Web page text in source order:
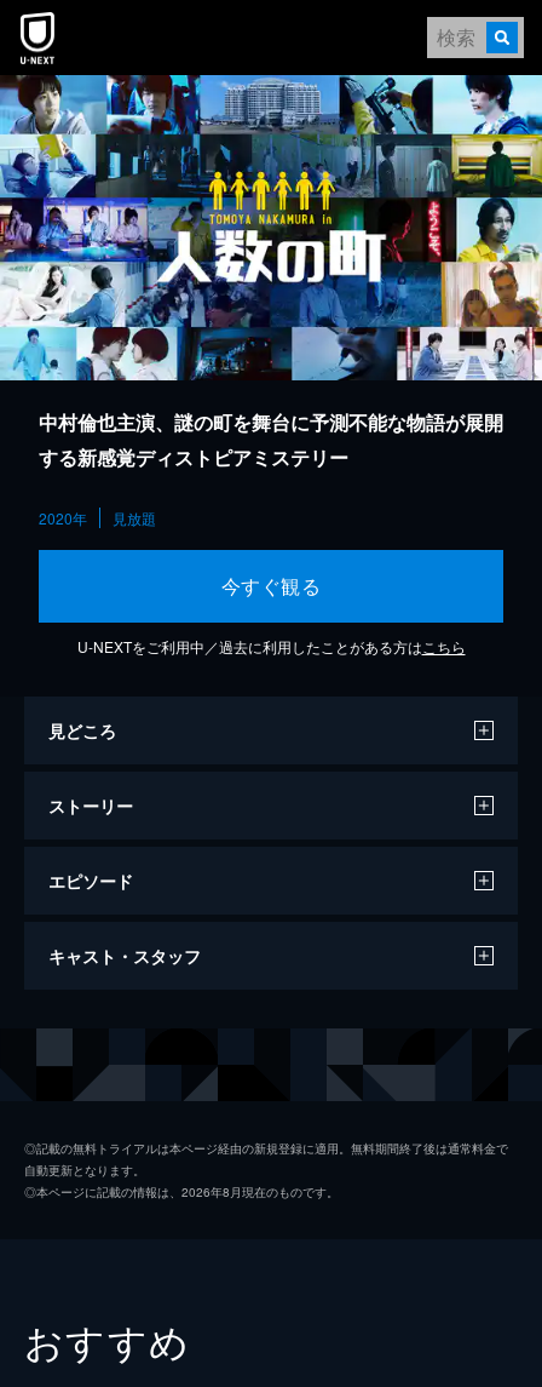
本文へスキップ
中村倫也主演、謎の町を舞台に予測不能な物語が展開
する新感覚ディストピアミステリー
2020年 見放題
今すぐ観る
U-NEXTをご利用中／過去に利用したことがある方は こちら
見どころ
ストーリー
エピソード
人数の町
キャスト・スタッフ
木村紅子 石橋静河
◎記載の無料トライアルは本ページ経由の新規登録に適用。無料期間終了後は通常料金で
自動更新となります。
◎本ページに記載の情報は、2026年8月現在のものです。
おすすめ